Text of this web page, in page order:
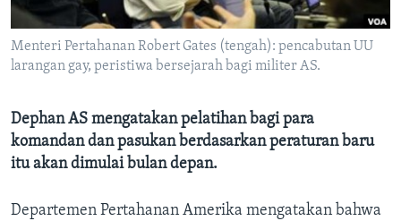
Menteri Pertahanan Robert Gates (tengah): pencabutan UU
larangan gay, peristiwa bersejarah bagi militer AS.
Dephan AS mengatakan pelatihan bagi para
komandan dan pasukan berdasarkan peraturan baru
itu akan dimulai bulan depan.
Departemen Pertahanan Amerika mengatakan bahwa